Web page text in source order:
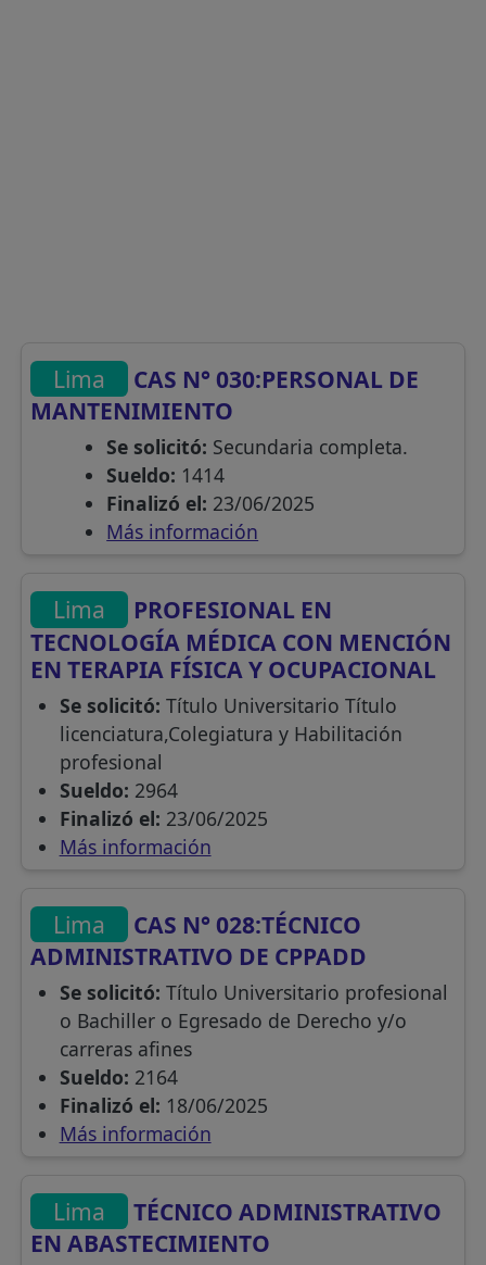
Lima
CAS N° 030:PERSONAL DE
MANTENIMIENTO
Se solicitó: Secundaria completa.
Sueldo: 1414
Finalizó el: 23/06/2025
Más información
Lima
PROFESIONAL EN
TECNOLOGÍA MÉDICA CON MENCIÓN
EN TERAPIA FÍSICA Y OCUPACIONAL
Se solicitó: Título Universitario Título
licenciatura,Colegiatura y Habilitación
profesional
Sueldo: 2964
Finalizó el: 23/06/2025
Más información
Lima
CAS N° 028:TÉCNICO
ADMINISTRATIVO DE CPPADD
Se solicitó: Título Universitario profesional
o Bachiller o Egresado de Derecho y/o
carreras afines
Sueldo: 2164
Finalizó el: 18/06/2025
Más información
Lima
TÉCNICO ADMINISTRATIVO
EN ABASTECIMIENTO